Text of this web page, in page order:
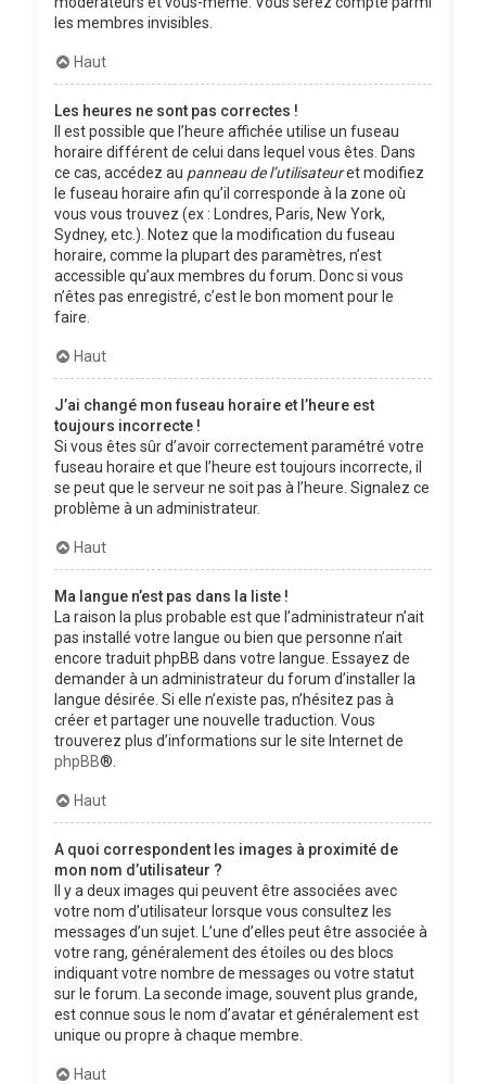
les membres invisibles.
Haut
Les heures ne sont pas correctes !
Il est possible que l’heure affichée utilise un fuseau
horaire différent de celui dans lequel vous êtes. Dans
ce cas, accédez au panneau de l’utilisateuret modifiez
le fuseau horaire afin qu’il corresponde à la zone où
vous vous trouvez (ex : Londres, Paris, New York,
Sydney, etc.). Notez que la modification du fuseau
horaire, comme la plupart des paramètres, n’est
accessible qu’aux membres du forum. Donc si vous
n’êtes pas enregistré, c’est le bon moment pour le
faire.
Haut
J’ai changé mon fuseau horaire et l’heure est
toujours incorrecte !
Si vous êtes sûr d’avoir correctement paramétré votre
fuseau horaire et que l’heure est toujours incorrecte, il
se peut que le serveur ne soit pas à l’heure. Signalez ce
problème à un administrateur.
Haut
Ma langue n’est pas dans la liste !
La raison la plus probable est que l’administrateur n’ait
pas installé votre langue ou bien que personne n’ait
encore traduit phpBB dans votre langue. Essayez de
demander à un administrateur du forum d’installer la
langue désirée. Si elle n’existe pas, n’hésitez pas à
créer et partager une nouvelle traduction. Vous
trouverez plus d’informations sur le site Internet de
phpBB®.
Haut
A quoi correspondent les images à proximité de
mon nom d’utilisateur ?
Il y a deux images qui peuvent être associées avec
votre nom d’utilisateur lorsque vous consultez les
messages d’un sujet. L’une d’elles peut être associée à
votre rang, généralement des étoiles ou des blocs
indiquant votre nombre de messages ou votre statut
sur le forum. La seconde image, souvent plus grande,
est connue sous le nom d’avatar et généralement est
unique ou propre à chaque membre.
Haut